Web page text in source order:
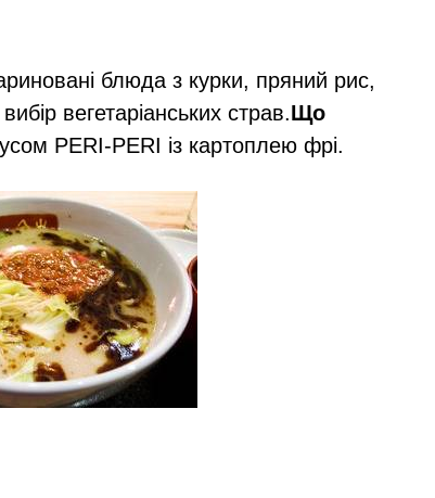
блюда з курки, пряний рис,
вегетаріанських страв.Що
PERI-PERI із картоплею фрі.